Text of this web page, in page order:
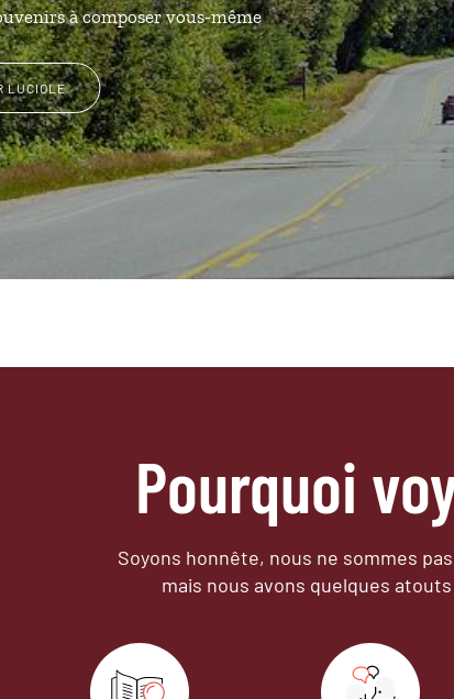
à composer vous-même
LUCIOLE
Pourquoi
Soyons honnête, nous ne sommes
mais nous avons quelques